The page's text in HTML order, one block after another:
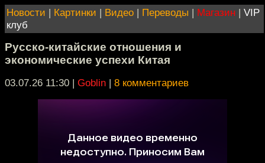
Новости | Картинки | Видео | Переводы | Магазин | VIP
клуб
Русско-китайские отношения и
экономические успехи Китая
03.07.26 11:30 | Goblin | 8 комментариев